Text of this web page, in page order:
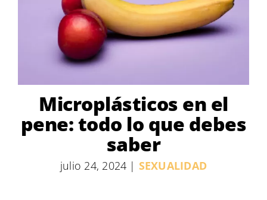
Microplásticos en el
pene: todo lo que debes
saber
julio 24, 2024 | SEXUALIDAD